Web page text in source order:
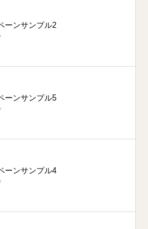
ーンサンプル2
ーンサンプル5
ーンサンプル4